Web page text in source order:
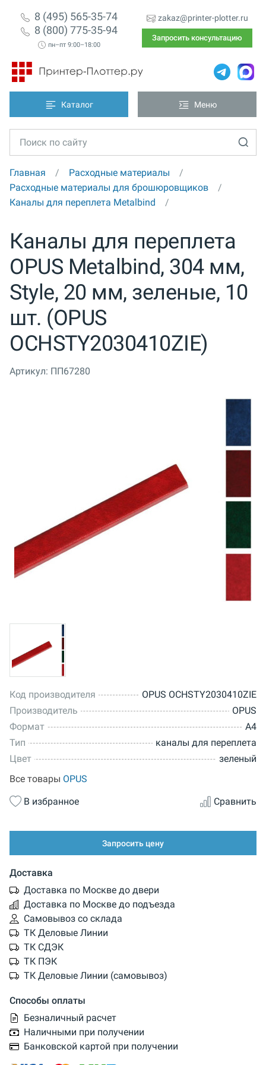
8 (495) 565-35-74
8 (800) 775-35-94
пн–пт 9:00–18:00
zakaz@printer-plotter.ru
Запросить консультацию
Каталог Меню
Главная
Расходные материалы
Расходные материалы для брошюровщиков
Каналы для переплета Metalbind
Каналы для переплета
OPUS Metalbind, 304 мм,
Style, 20 мм, зеленые, 10
шт. (OPUS
OCHSTY2030410ZIE)
Артикул: ПП67280
Код производителя
OPUS OCHSTY2030410ZIE
Производитель
OPUS
Формат
A4
Тип
каналы для переплета
Цвет
зеленый
Все товары OPUS
В избранное
Сравнить
Запросить цену
Доставка
Доставка по Москве до двери
Доставка по Москве до подъезда
Самовывоз со склада
ТК Деловые Линии
ТК СДЭК
ТК ПЭК
ТК Деловые Линии (самовывоз)
Способы оплаты
Безналичный расчет
Наличными при получении
Банковской картой при получении